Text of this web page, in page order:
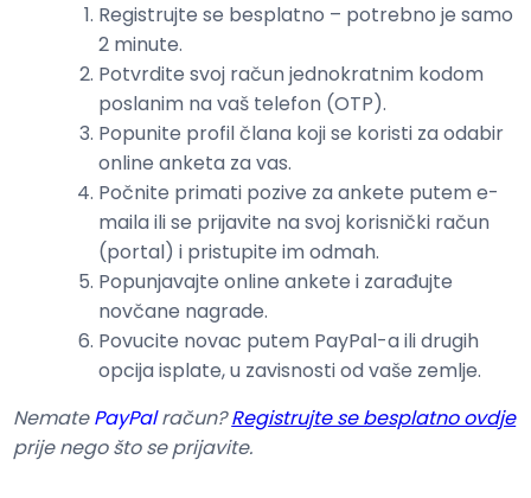
Registrujte se besplatno – potrebno je samo
2 minute.
Potvrdite svoj račun jednokratnim kodom
poslanim na vaš telefon (OTP).
Popunite profil člana koji se koristi za odabir
online anketa za vas.
Počnite primati pozive za ankete putem e-
maila ili se prijavite na svoj korisnički račun
(portal) i pristupite im odmah.
Popunjavajte online ankete i zarađujte
novčane nagrade.
Povucite novac putem PayPal-a ili drugih
opcija isplate, u zavisnosti od vaše zemlje.
NematePayPalračun?Registrujte se besplatno ovdje
prije nego što se prijavite.